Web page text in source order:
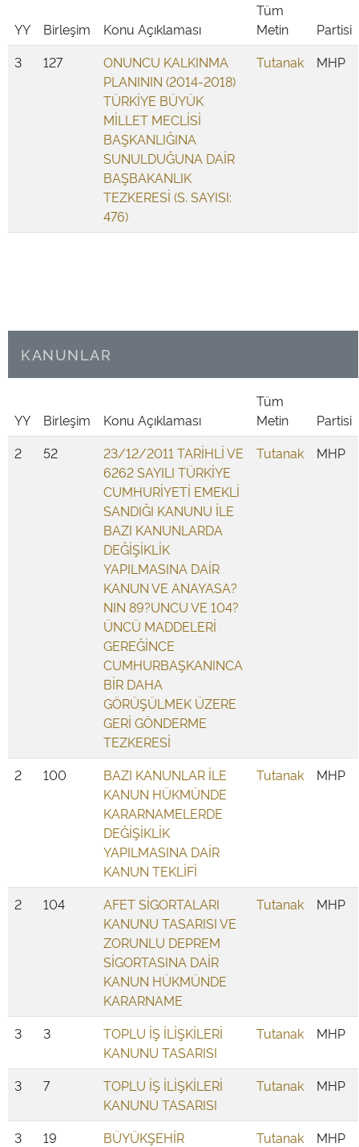
YY Birleşim Konu Açıklaması
Tüm
Metin
Partisi
3
127
ONUNCU KALKINMA
PLANININ (2014-2018)
TÜRKİYE BÜYÜK
MİLLET MECLİSİ
BAŞKANLIĞINA
SUNULDUĞUNA DAİR
BAŞBAKANLIK
TEZKERESİ (S. SAYISI:
476)
Tutanak MHP
KANUNLAR
YY Birleşim Konu Açıklaması
Tüm
Metin
Partisi
2
52
23/12/2011 TARİHLİ VE
6262 SAYILI TÜRKİYE
CUMHURİYETİ EMEKLİ
SANDIĞI KANUNU İLE
BAZI KANUNLARDA
DEĞİŞİKLİK
YAPILMASINA DAİR
KANUN VE ANAYASA?
NIN 89?UNCU VE 104?
ÜNCÜ MADDELERİ
GEREĞİNCE
CUMHURBAŞKANINCA
BİR DAHA
GÖRÜŞÜLMEK ÜZERE
GERİ GÖNDERME
TEZKERESİ
Tutanak MHP
2 100
BAZI KANUNLAR İLE
KANUN HÜKMÜNDE
KARARNAMELERDE
DEĞİŞİKLİK
YAPILMASINA DAİR
KANUN TEKLİFİ
Tutanak MHP
2 104
AFET SİGORTALARI
KANUNU TASARISI VE
ZORUNLU DEPREM
SİGORTASINA DAİR
KANUN HÜKMÜNDE
KARARNAME
Tutanak MHP
3 3
TOPLU İŞ İLİŞKİLERİ
KANUNU TASARISI
Tutanak MHP
3 7
TOPLU İŞ İLİŞKİLERİ
KANUNU TASARISI
Tutanak MHP
3 19
BÜYÜKŞEHİR
Tutanak MHP